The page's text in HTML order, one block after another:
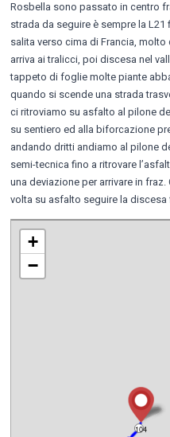
Rosbella sono passato in centro
strada da seguire è sempre la
salita verso cima di Francia,
arriva ai tralicci, poi discesa nel
tappeto di foglie molte piante
quando si scende una strada
ci ritroviamo su asfalto al pilone
su sentiero ed alla biforcazione
andando dritti andiamo al pilone
semi-tecnica fino a ritrovare
una deviazione per arrivare in
volta su asfalto seguire la
104
+
−